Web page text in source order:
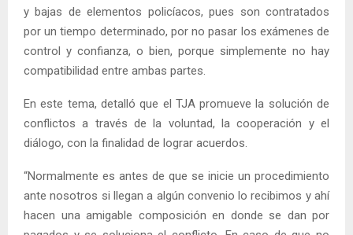
y bajas de elementos policíacos, pues son contratados
por un tiempo determinado, por no pasar los exámenes de
control y confianza, o bien, porque simplemente no hay
compatibilidad entre ambas partes.
En este tema, detalló que el TJA promueve la solución de
conflictos a través de la voluntad, la cooperación y el
diálogo, con la finalidad de lograr acuerdos.
“Normalmente es antes de que se inicie un procedimiento
ante nosotros si llegan a algún convenio lo recibimos y ahí
hacen una amigable composición en donde se dan por